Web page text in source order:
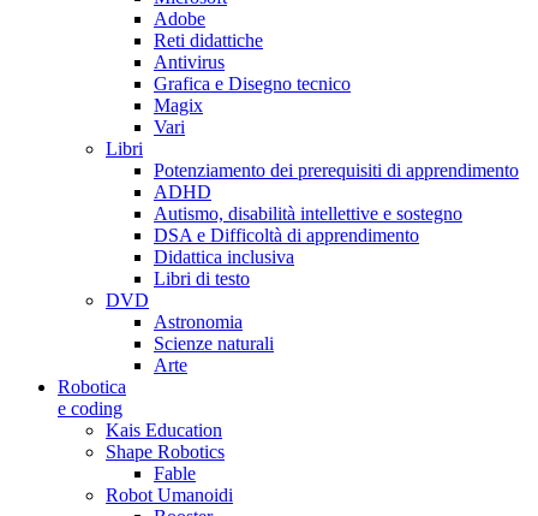
Adobe
Reti didattiche
Antivirus
Grafica e Disegno tecnico
Magix
Vari
Libri
Potenziamento dei prerequisiti di apprendimento
ADHD
Autismo, disabilità intellettive e sostegno
DSA e Difficoltà di apprendimento
Didattica inclusiva
Libri di testo
DVD
Astronomia
Scienze naturali
Arte
Robotica
e coding
Kais Education
Shape Robotics
Fable
Robot Umanoidi